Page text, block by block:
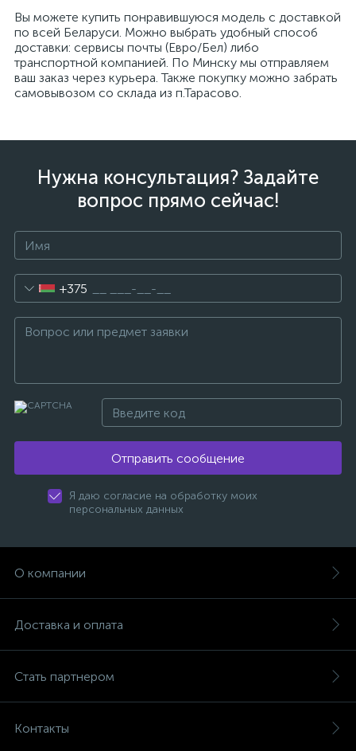
Вы можете купить понравившуюся модель с доставкой
по всей Беларуси. Можно выбрать удобный способ
доставки: сервисы почты (Евро/Бел) либо
транспортной компанией. По Минску мы отправляем
ваш заказ через курьера. Также покупку можно забрать
самовывозом со склада из п.Тарасово.
Нужна консультация? Задайте
вопрос прямо сейчас!
+375
Отправить сообщение
Я даю согласие на обработку моих
персональных данных
О компании
Доставка и оплата
Стать партнером
Контакты